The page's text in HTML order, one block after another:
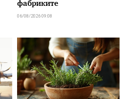
фабриките
06/08/2026 09:08